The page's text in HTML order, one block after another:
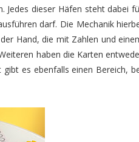
Jedes dieser Häfen steht dabei
darf. Die Mechanik
Hand, die mit Zahlen und
haben die Karten
es ebenfalls einen Bereich,